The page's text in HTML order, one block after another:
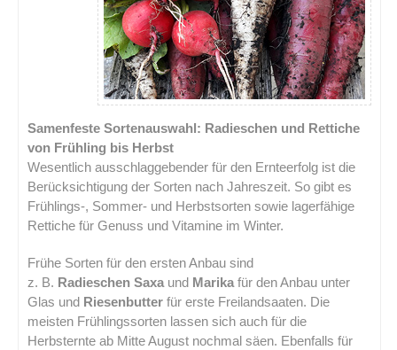
Samenfeste Sortenauswahl: Radieschen und Rettiche
von Frühling bis Herbst
Wesentlich ausschlaggebender für den Ernteerfolg ist die
Berücksichtigung der Sorten nach Jahreszeit. So gibt es
Frühlings-, Sommer- und Herbstsorten sowie lagerfähige
Rettiche für Genuss und Vitamine im Winter.
Frühe Sorten für den ersten Anbau sind
z. B. Radieschen Saxa und Marika für den Anbau unter
Glas und Riesenbutter für erste Freilandsaaten. Die
meisten Frühlingssorten lassen sich auch für die
Herbsternte ab Mitte August nochmal säen. Ebenfalls für